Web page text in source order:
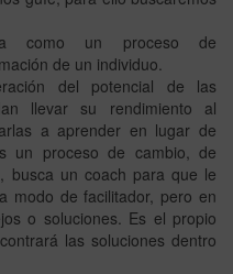
como un proceso de
de un individuo.
del potencial de las
llevar su rendimiento al
a aprender en lugar de
un proceso de cambio, de
busca un coach para que le
modo de facilitador, pero en
o soluciones. Es el propio
las soluciones dentro